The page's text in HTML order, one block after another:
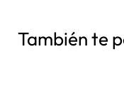
También te